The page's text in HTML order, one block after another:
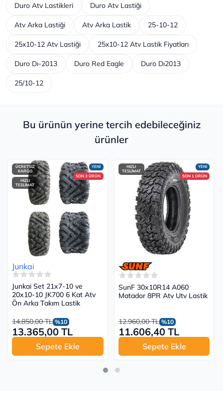
Duro Atv Lastikleri Duro Atv Lastiği
Atv Arka Lastiği Atv Arka Lastik 25-10-12
25x10-12 Atv Lastiği 25x10-12 Atv Lastik Fiyatları
Duro Dı-2013 Duro Red Eagle Duro Dı2013
25/10-12
Bu ürünün yerine tercih edebileceğiniz
ürünler
YENİ
SON 3 ÜRÜN
ÜCRETSİZ
KARGO
HIZLI
TESLİMAT
Junkai
Junkai Set 21x7-10 ve
20x10-10 JK700 6 Kat Atv
Ön Arka Takım Lastik
14.850,00 TL %10
13.365,00 TL
Sepete Ekle
YENİ
SON 1 ÜRÜN
HIZLI
TESLİMAT
SunF 30x10R14 A060
Matador 8PR Atv Utv Lastik
12.960,00 TL %10
11.606,40 TL
Sepete Ekle